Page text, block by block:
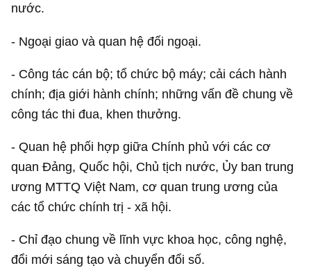
nước.
- Ngoại giao và quan hệ đối ngoại.
- Công tác cán bộ; tổ chức bộ máy; cải cách hành
chính; địa giới hành chính; những vấn đề chung về
công tác thi đua, khen thưởng.
- Quan hệ phối hợp giữa Chính phủ với các cơ
quan Đảng, Quốc hội, Chủ tịch nước, Ủy ban trung
ương MTTQ Việt Nam, cơ quan trung ương của
các tổ chức chính trị - xã hội.
- Chỉ đạo chung về lĩnh vực khoa học, công nghệ,
đổi mới sáng tạo và chuyển đổi số.